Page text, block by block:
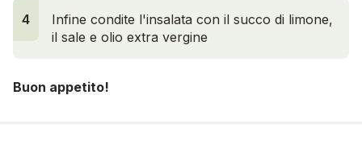
4
Infine condite l'insalata con il succo di limone,
il sale e olio extra vergine
Buon appetito!